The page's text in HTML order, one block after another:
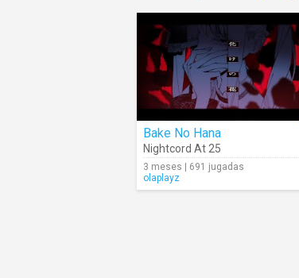
Bake No Hana
Nightcord At 25
3 meses | 691 jugadas
olaplayz